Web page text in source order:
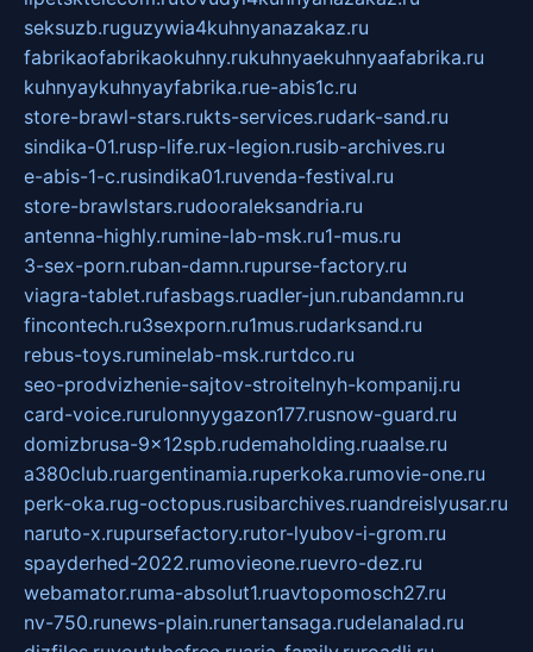
seksuzb.ruguzywia4kuhnyanazakaz.ru
fabrikaofabrikaokuhny.rukuhnyaekuhnyaafabrika.ru
kuhnyaykuhnyayfabrika.rue-abis1c.ru
store-brawl-stars.rukts-services.rudark-sand.ru
sindika-01.rusp-life.rux-legion.rusib-archives.ru
e-abis-1-c.rusindika01.ruvenda-festival.ru
store-brawlstars.rudooraleksandria.ru
antenna-highly.rumine-lab-msk.ru1-mus.ru
3-sex-porn.ruban-damn.rupurse-factory.ru
viagra-tablet.rufasbags.ruadler-jun.rubandamn.ru
fincontech.ru3sexporn.ru1mus.rudarksand.ru
rebus-toys.ruminelab-msk.rurtdco.ru
seo-prodvizhenie-sajtov-stroitelnyh-kompanij.ru
card-voice.rurulonnyygazon177.rusnow-guard.ru
domizbrusa-9x12spb.rudemaholding.ruaalse.ru
a380club.ruargentinamia.ruperkoka.rumovie-one.ru
perk-oka.rug-octopus.rusibarchives.ruandreislyusar.ru
naruto-x.rupursefactory.rutor-lyubov-i-grom.ru
spayderhed-2022.rumovieone.ruevro-dez.ru
webamator.ruma-absolut1.ruavtopomosch27.ru
nv-750.runews-plain.runertansaga.rudelanalad.ru